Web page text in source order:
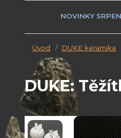
NOVINKY SRPEN
Úvod DUKE keramika
DUKE: